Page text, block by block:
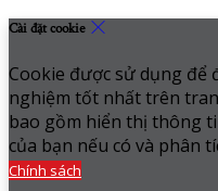
Cài đặt cookie
Cookie được sử dụng để
nghiệm tốt nhất trên
bao gồm hiển thị thông
của bạn nếu có và phân
Chính sách